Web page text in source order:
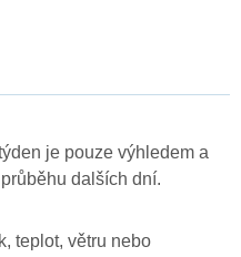
je pouze výhledem a
dalších dní.
teplot, větru nebo